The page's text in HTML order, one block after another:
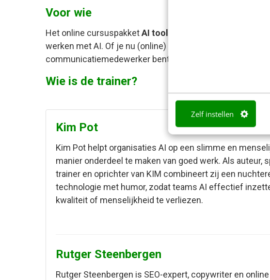
Zelf instellen
Voor wie
Het online cursuspakketAI tools voor snelle copywriting
werken met AI. Of je nu (online) marketeer,
communicatiemedewerker bent: dit pakket helpt je vooruit.
Wie is de trainer?
Kim Pot
Kim Pot helpt organisaties AI op een slimme en
manier onderdeel te maken van goed werk. Als auteur,
trainer en oprichter van KIM combineert zij een
technologie met humor, zodat teams AI effectief
kwaliteit of menselijkheid te verliezen.
Rutger Steenbergen
Rutger Steenbergen is SEO-expert, copywriter en online